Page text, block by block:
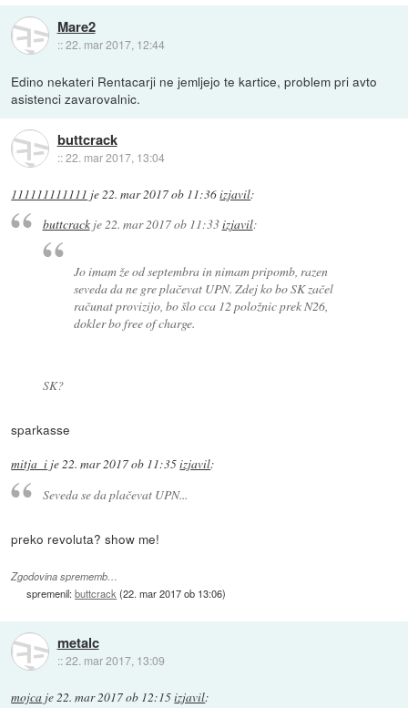
Mare2
::22. mar 2017, 12:44
Edino nekateri Rentacarji ne jemljejo te kartice, problem pri avto
asistenci zavarovalnic.
buttcrack
::22. mar 2017, 13:04
111111111111 je22. mar 2017 ob 11:36izjavil:
buttcrackje22. mar 2017 ob 11:33izjavil:
Jo imam že od septembra in nimam pripomb, razen
seveda da ne gre plačevat UPN. Zdej ko bo SK začel
računat provizijo, bo šlo cca 12 položnic prek N26,
dokler bo free of charge.
SK?
sparkasse
mitja_i je22. mar 2017 ob 11:35izjavil:
Seveda se da plačevat UPN...
preko revoluta? show me!
Zgodovina sprememb…
spremenil:buttcrack (22. mar 2017 ob 13:06)
metalc
::22. mar 2017, 13:09
mojca je22. mar 2017 ob 12:15izjavil: